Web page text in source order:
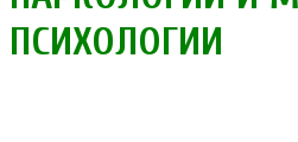
ПСИХОЛОГИИ